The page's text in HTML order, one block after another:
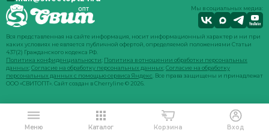
Мы в социальных медиа:
Вся представленная на сайте информация, носит информационный характер и ни при
каких условиях не является публичной офертой, определяемой положениями Статьи
437(2) Гражданского кодекса РФ.
Политика конфиденциальности; Политика в отношении обработки персональных
данных; Согласие на обработку персональных данных; Согласие на обработку
персональных данных с помощью сервиса Яндекс . Все права защищены и принадлежат
ООО «СВИТОПТ». Сайт создан вCherryline© 2026.
Меню Каталог Корзина Вход